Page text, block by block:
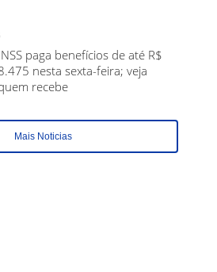
paga benefícios de até R$
nesta sexta-feira; veja
recebe
Mais Noticias